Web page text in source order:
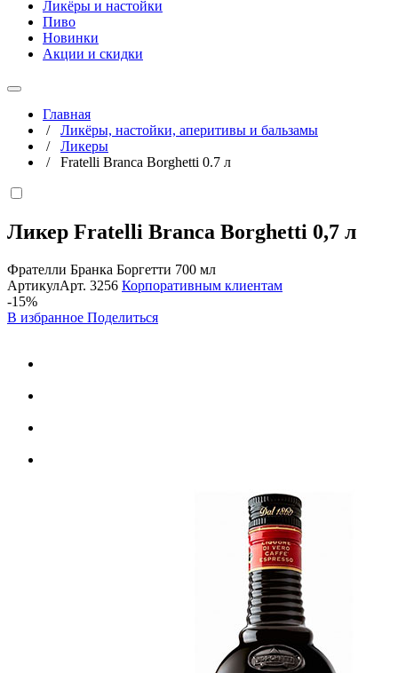
Ликёры и настойки
Пиво
Новинки
Акции и скидки
Главная
/ Ликёры, настойки, аперитивы и бальзамы
/ Ликеры
/ Fratelli Branca Borghetti 0.7 л
Ликер Fratelli Branca Borghetti 0,7 л
Фрателли Бранка Боргетти 700 мл
АртикулАрт. 3256 Корпоративным клиентам
-15%
В избранное Поделиться